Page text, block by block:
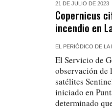
21 DE JULIO DE 2023
Copernicus
incendio en
EL PERIÓDICO DE LA
El Servicio de
observación de
satélites
iniciado en
determinado